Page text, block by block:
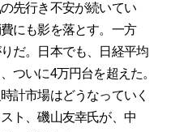
先行き不安が続いてい
にも影を落とす。一方
だ。日本でも、日経平均
ついに4万円台を超えた。
計市場はどうなっていく
ト、磯山友幸氏が、中